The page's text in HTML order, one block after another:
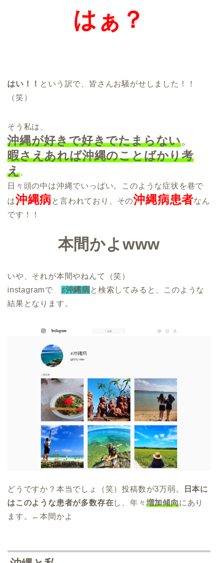
はぁ？
はい！！ という訳で、皆さんお騒がせしました！！
（笑）
そう私は、
沖縄が好きで好きでたまらない。
暇さえあれば沖縄のことばかり考
え、
日々頭の中は沖縄でいっぱい。このような症状を巷で
は沖縄病と言われており、その沖縄病患者なん
です！！
本間かよwww
いや、それが本間やねんて（笑）
instagramで ♯沖縄病と検索してみると、このような
結果となります。
どうですか？本当でしょ（笑）投稿数が3万弱。
日本に
はこのような患者が多数存在し、年々 増加傾向にあり
ます。←本間かよ